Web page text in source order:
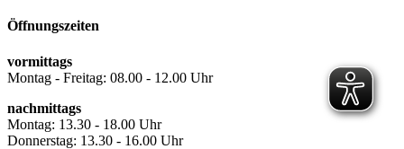
Öffnungszeiten
vormittags
Montag - Freitag: 08.00 - 12.00 Uhr
nachmittags
Montag: 13.30 - 18.00 Uhr
Donnerstag: 13.30 - 16.00 Uhr